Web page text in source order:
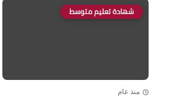
شهادة تعليم متوسط
منذ عام